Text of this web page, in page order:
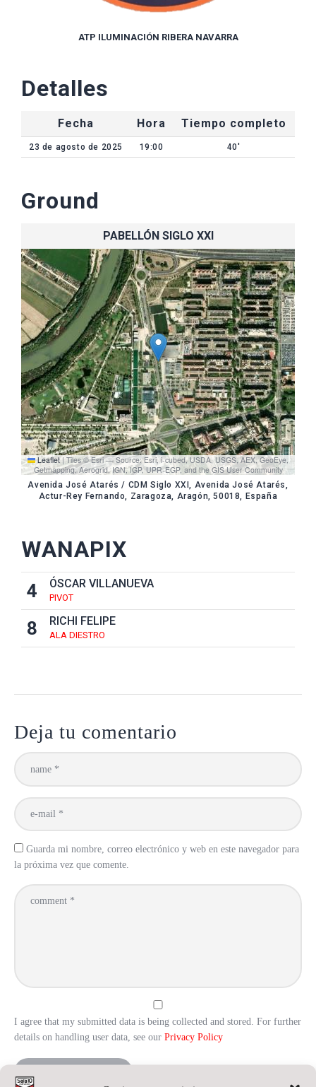
ATP ILUMINACIÓN RIBERA NAVARRA
Detalles
Fecha Hora Tiempo completo
23 de agosto de 2025 19:00 40'
Ground
PABELLÓN SIGLO XXI
Leaflet |Tiles © Esri — Source: Esri, i-cubed, USDA, USGS, AEX, GeoEye,
Getmapping, Aerogrid, IGN, IGP, UPR-EGP, and the GIS User Community
Avenida José Atarés / CDM Siglo XXI, Avenida José Atarés,
Actur-Rey Fernando, Zaragoza, Aragón, 50018, España
WANAPIX
4 ÓSCAR VILLANUEVA
PIVOT
8 RICHI FELIPE
ALA DIESTRO
Deja tu comentario
Guarda mi nombre, correo electrónico y web en este navegador para
la próxima vez que comente.
I agree that my submitted data is being collected and stored. For further
details on handling user data, see our Privacy Policy